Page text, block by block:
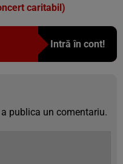
caritabil)
Intră în cont!
publica un comentariu.